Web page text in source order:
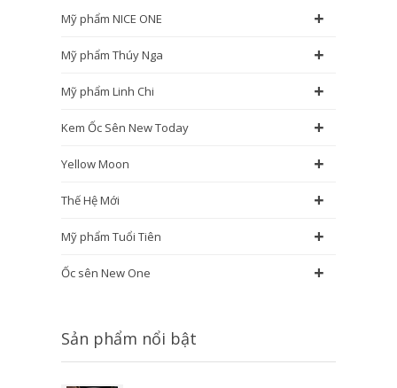
Mỹ phẩm NICE ONE +
Mỹ phẩm Thúy Nga +
Mỹ phẩm Linh Chi +
Kem Ốc Sên New Today +
Yellow Moon +
Thế Hệ Mới +
Mỹ phẩm Tuổi Tiên +
Ốc sên New One +
Sản phẩm nổi bật